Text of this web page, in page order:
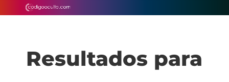
Resultados para